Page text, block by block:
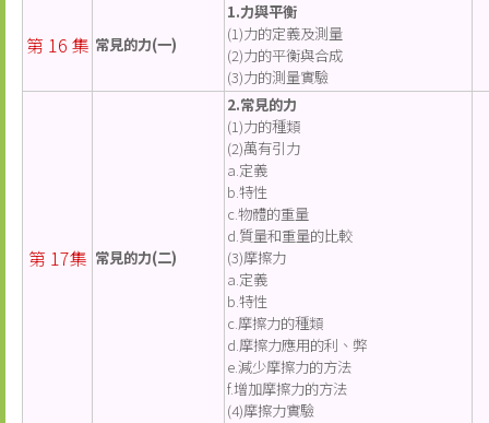
第 16 集 常見的力(一)
1.力與平衡
(1)力的定義及測量
(2)力的平衡與合成
(3)力的測量實驗
第 17集 常見的力(二)
2.常見的力
(1)力的種類
(2)萬有引力
a.定義
b.特性
c.物體的重量
d.質量和重量的比較
(3)摩擦力
a.定義
b.特性
c.摩擦力的種類
d.摩擦力應用的利、弊
e.減少摩擦力的方法
f.增加摩擦力的方法
(4)摩擦力實驗